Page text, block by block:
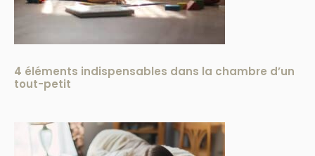
4 éléments indispensables dans la chambre d’un
tout-petit